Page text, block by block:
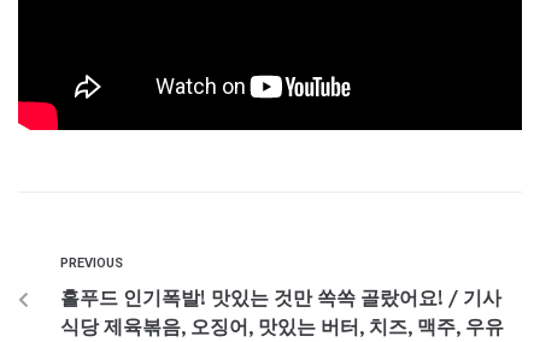
PREVIOUS
홀푸드 인기폭발! 맛있는 것만 쏙쏙 골랐어요! / 기사
식당 제육볶음, 오징어, 맛있는 버터, 치즈, 맥주, 우유